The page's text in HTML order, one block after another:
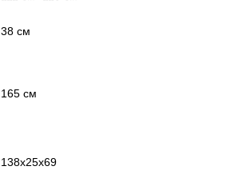
38 см
165 см
138x25x69